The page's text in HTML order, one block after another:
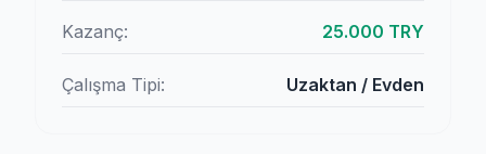
Kazanç: 25.000 TRY
Çalışma Tipi: Uzaktan / Evden